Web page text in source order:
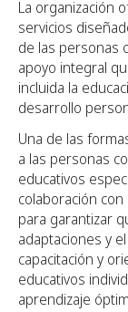
La organización
servicios
de las personas
apoyo integral
incluida la
desarrollo
Una de las
a las personas
educativos
colaboración
para garantizar
adaptaciones y
capacitación y
educativos
aprendizaje